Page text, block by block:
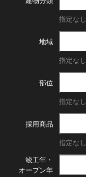
指定なし
地域
指定なし
部位
指定なし
採用商品
指定なし
竣工年・
オープン年